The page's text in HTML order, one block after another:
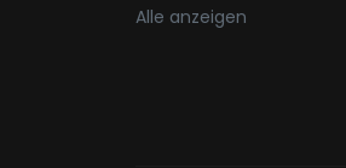
Alle anzeigen